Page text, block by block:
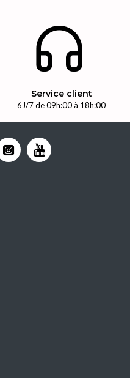
Service client
6J/7 de 09h:00 à 18h:00